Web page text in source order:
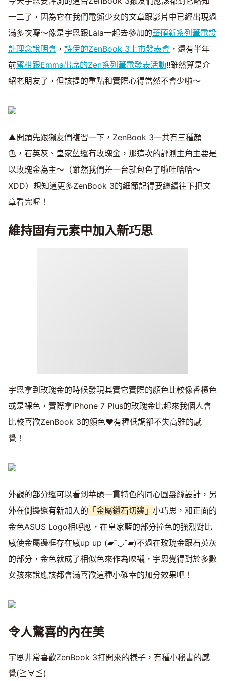
一二了，因為它在我們電獺少女的文章跟影片中已經出現過
滿多次囉～像是宇恩跟Lala一起去參加的華碩新系列筆電設
計理念說明會 ， 詩伊的ZenBook 3上市發表會 ，還有半年
前蜜柑跟Emma出席的Zen系列筆電發表活動!!雖然算是介
紹老朋友了，但該提的重點和實際心得當然不會少啦～
▲開頭先跟獺友們複習一下，ZenBook 3一共有三種顏
色，石英灰、皇家藍還有玫瑰金，那這次的評測主角主要是
以玫瑰金為主～（雖然我們差一台就包色了啦哇哈哈～
XDD）想知道更多ZenBook 3的細節記得要繼續往下把文
章看完喔！
維持固有元素中加入新巧思
宇恩拿到玫瑰金的時候發現其實它實際的顏色比較像香檳色
或是裸色，實際拿iPhone 7 Plus的玫瑰金比起來我個人會
比較喜歡ZenBook 3的顏色♥有種低調卻不失高雅的感
覺！
外觀的部分還可以看到華碩一貫特色的同心圓髮絲設計，另
外在側邊還有新加入的 「金屬鑽石切邊」 小巧思，和正面的
金色ASUS Logo相呼應，在皇家藍的部分撞色的強烈對比
感使金屬邊框存在感up up (▰˘◡˘▰)不過在玫瑰金跟石英灰
的部分，金色就成了相似色來作為映襯，宇恩覺得對於多數
女孩來說應該都會滿喜歡這種小確幸的加分效果吧！
令人驚喜的內在美
宇恩非常喜歡ZenBook 3打開來的樣子，有種小秘書的感
覺(≧∀≦)